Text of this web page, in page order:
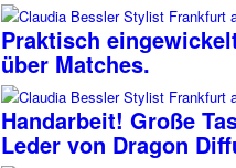
Praktisch
über Matches.
Handarbeit! Große
Leder von Dragon